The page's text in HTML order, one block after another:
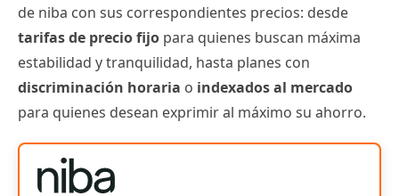
de niba con sus correspondientes precios: desde
tarifas de precio fijo para quienes buscan máxima
estabilidad y tranquilidad, hasta planes con
discriminación horaria o indexados al mercado
para quienes desean exprimir al máximo su ahorro.